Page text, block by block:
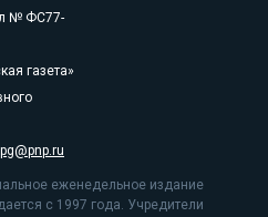
№ ФС77-
газета»
pg@pnp.ru
еженедельное издание
с 1997 года. Учредители